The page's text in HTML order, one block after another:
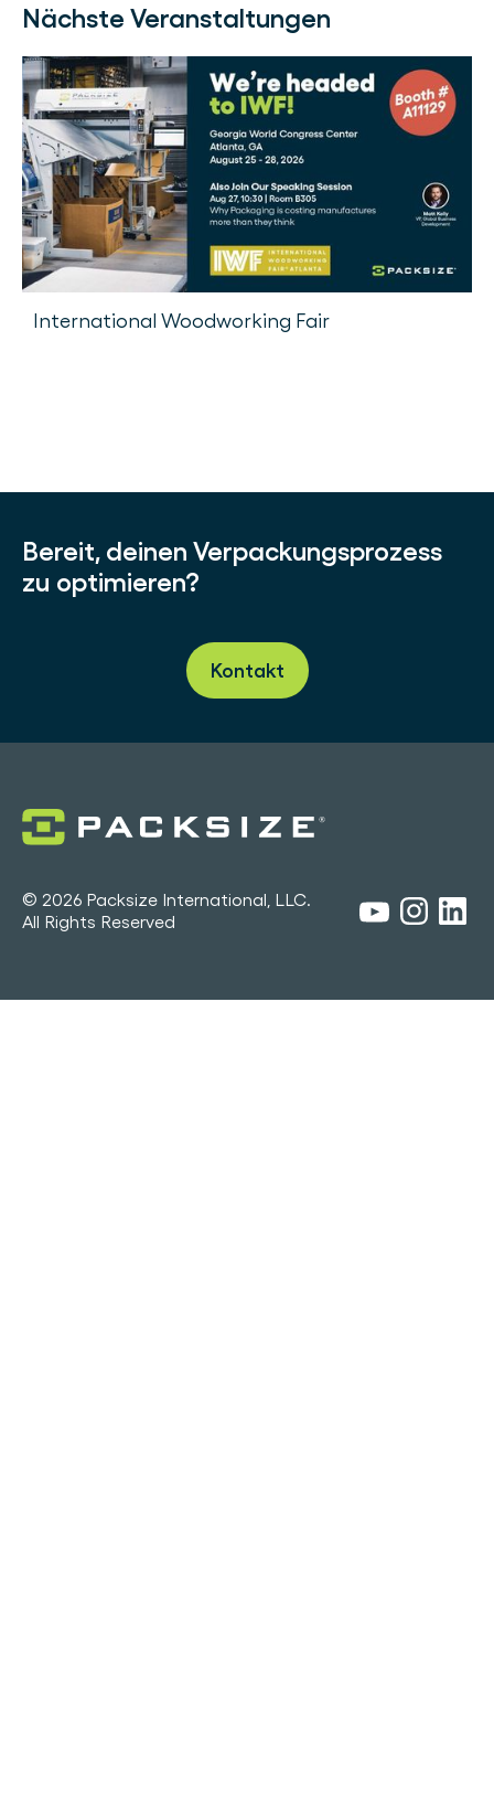
Nächste Veranstaltungen
International Woodworking Fair
Bereit, deinen Verpackungsprozess
zu optimieren?
Kontakt
© 2026 Packsize International, LLC.
All Rights Reserved